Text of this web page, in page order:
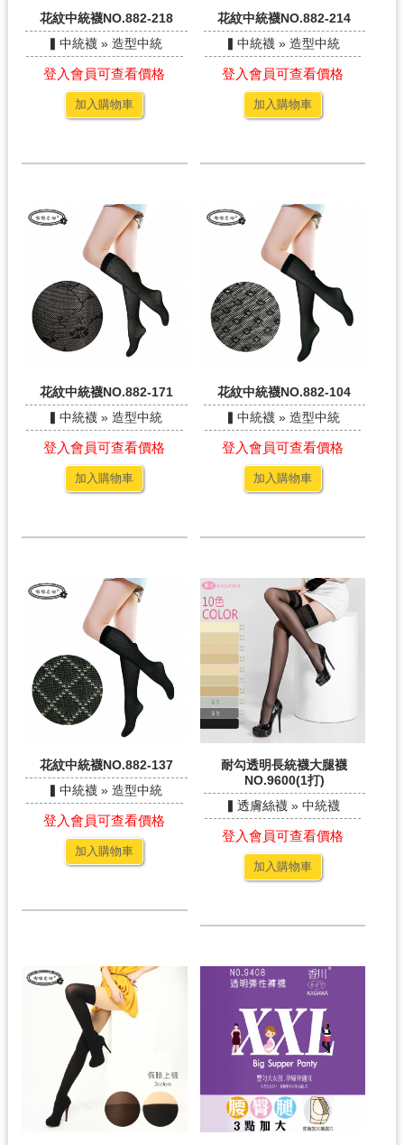
花紋中統襪NO.882-218
▍中統襪 » 造型中統
登入會員可查看價格
加入購物車
花紋中統襪NO.882-214
▍中統襪 » 造型中統
登入會員可查看價格
加入購物車
花紋中統襪NO.882-171
▍中統襪 » 造型中統
登入會員可查看價格
加入購物車
花紋中統襪NO.882-104
▍中統襪 » 造型中統
登入會員可查看價格
加入購物車
花紋中統襪NO.882-137
▍中統襪 » 造型中統
登入會員可查看價格
加入購物車
耐勾透明長統襪大腿襪
NO.9600(1打)
▍透膚絲襪 » 中統襪
登入會員可查看價格
加入購物車